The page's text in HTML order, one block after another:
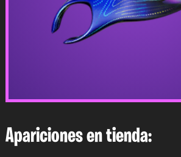
Apariciones en tienda: